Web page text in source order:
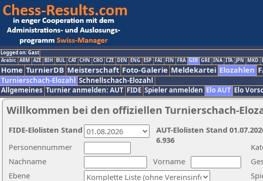
Logged on: Gast
Arabic ARM AZE BIH BUL CAT CHN CRO CZE DEN ENG ESP FAI FIN FRA GER GRE INA ITA JPN MKD
Home TurnierDB Meisterschaft Foto-Galerie Meldekartei Elozahlen
Turnierschach-Elozahl Schnellschach-Elozahl
Allgemeines Turnier anmelden: AUT FIDE Spieler anmelden Elo AUT Elo
Willkommen bei den offiziellen Turnierschach-
Nachname
Vorname
Ebene
Personennummer
AUT-Elolisten Stand
6.936
FIDE-Elolisten Stand